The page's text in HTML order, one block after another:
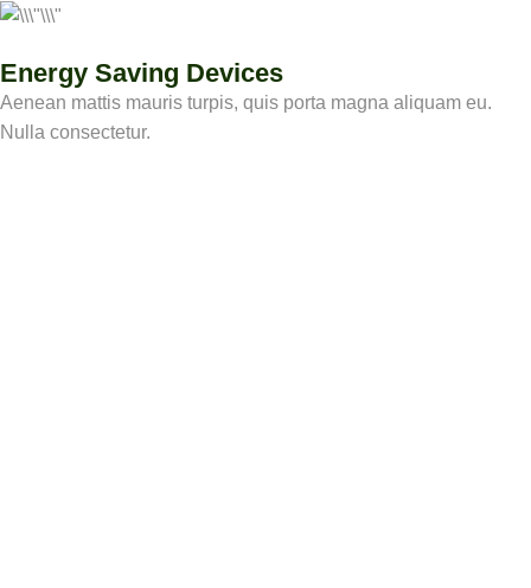
Energy Saving Devices
Aenean mattis mauris turpis, quis porta magna aliquam eu.
Nulla consectetur.